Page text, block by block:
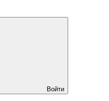
Войти